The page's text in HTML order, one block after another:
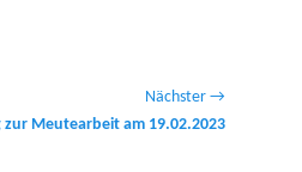
Nächster →
zur Meutearbeit am 19.02.2023